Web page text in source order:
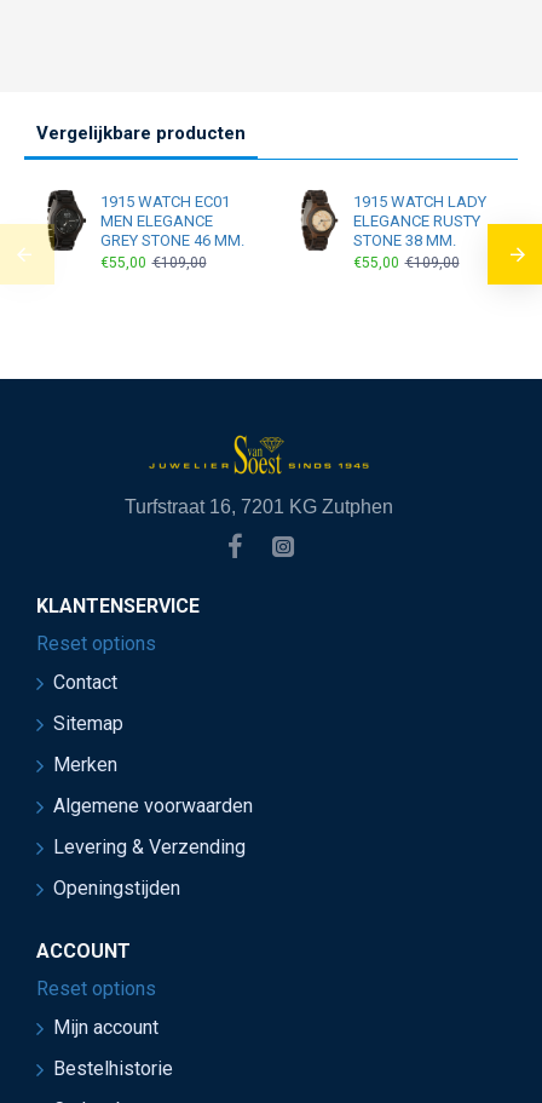
Vergelijkbare producten
1915 WATCH EC01
MEN ELEGANCE
GREY STONE 46 MM.
€55,00 €109,00
1915 WATCH LADY
ELEGANCE RUSTY
STONE 38 MM.
€55,00 €109,00
Turfstraat 16, 7201 KG Zutphen
KLANTENSERVICE
Reset options
Contact
Sitemap
Merken
Algemene voorwaarden
Levering & Verzending
Openingstijden
ACCOUNT
Reset options
Mijn account
Bestelhistorie